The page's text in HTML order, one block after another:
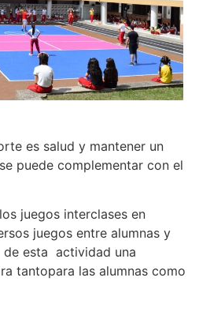
es salud y mantener un
puede complementar con el
juegos interclases en
juegos entre alumnas y
esta actividad una
tantopara las alumnas como